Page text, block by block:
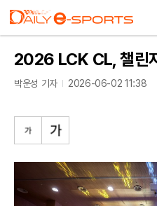
2026 LCK CL, 챌린
박운성 기자 2026-06-02 11:38